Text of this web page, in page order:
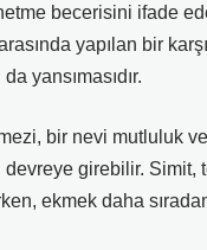
becerisini ifade
yapılan bir
yansımasıdır.
bir nevi mutluluk
girebilir. Simit,
ekmek daha